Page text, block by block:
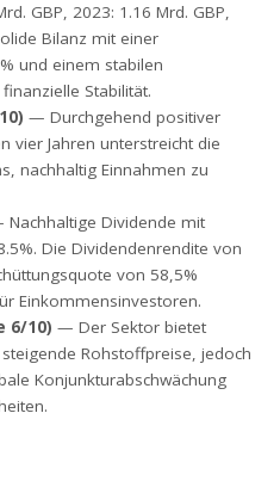
GBP, 2023: 1.16 Mrd. GBP,
Bilanz mit einer
und einem stabilen
Stabilität.
— Durchgehend positiver
vier Jahren unterstreicht die
nachhaltig Einnahmen zu
Dividende mit
Die Dividendenrendite von
von 58,5%
Einkommensinvestoren.
6/10) — Der Sektor bietet
Rohstoffpreise, jedoch
Konjunkturabschwächung